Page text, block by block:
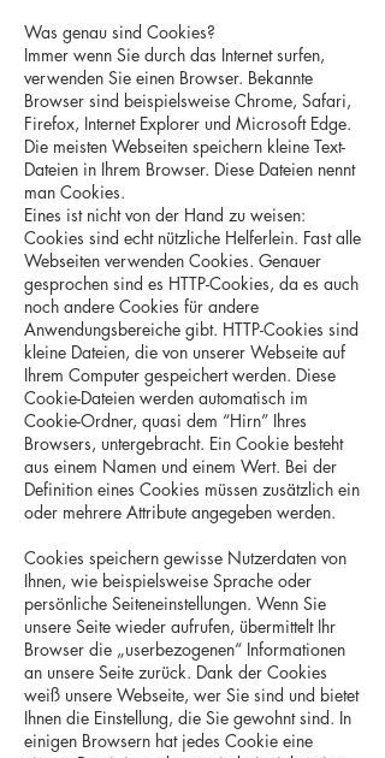
Was genau sind Cookies?
Immer wenn Sie durch das Internet surfen,
verwenden Sie einen Browser. Bekannte
Browser sind beispielsweise Chrome, Safari,
Firefox, Internet Explorer und Microsoft Edge.
Die meisten Webseiten speichern kleine Text-
Dateien in Ihrem Browser. Diese Dateien nennt
man Cookies.
Eines ist nicht von der Hand zu weisen:
Cookies sind echt nützliche Helferlein. Fast alle
Webseiten verwenden Cookies. Genauer
gesprochen sind es HTTP-Cookies, da es auch
noch andere Cookies für andere
Anwendungsbereiche gibt. HTTP-Cookies sind
kleine Dateien, die von unserer Webseite auf
Ihrem Computer gespeichert werden. Diese
Cookie-Dateien werden automatisch im
Cookie-Ordner, quasi dem “Hirn” Ihres
Browsers, untergebracht. Ein Cookie besteht
aus einem Namen und einem Wert. Bei der
Definition eines Cookies müssen zusätzlich ein
oder mehrere Attribute angegeben werden.
Cookies speichern gewisse Nutzerdaten von
Ihnen, wie beispielsweise Sprache oder
persönliche Seiteneinstellungen. Wenn Sie
unsere Seite wieder aufrufen, übermittelt Ihr
Browser die „userbezogenen“ Informationen
an unsere Seite zurück. Dank der Cookies
weiß unsere Webseite, wer Sie sind und bietet
Ihnen die Einstellung, die Sie gewohnt sind. In
einigen Browsern hat jedes Cookie eine